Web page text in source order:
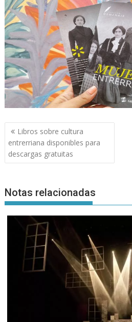
Navegación
de
entradas
Libros sobre cultura
entrerriana disponibles para
descargas gratuitas
Notas relacionadas